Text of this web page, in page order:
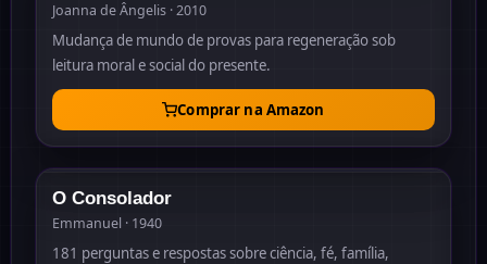
Joanna de Ângelis · 2010
Mudança de mundo de provas para regeneração sob
leitura moral e social do presente.
Comprar na Amazon
1940
O Consolador
Emmanuel · 1940
181 perguntas e respostas sobre ciência, fé, família,